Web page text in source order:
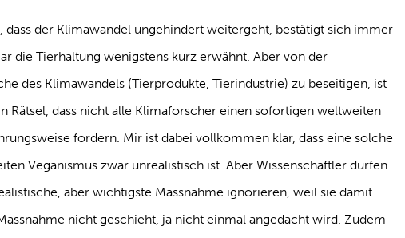
dass der Klimawandel ungehindert weitergeht, bestätigt sich immer
die Tierhaltung wenigstens kurz erwähnt. Aber von der
des Klimawandels (Tierprodukte, Tierindustrie) zu beseitigen, ist
Rätsel, dass nicht alle Klimaforscher einen sofortigen weltweiten
fordern. Mir ist dabei vollkommen klar, dass eine solche
Veganismus zwar unrealistisch ist. Aber Wissenschaftler dürfen
aber wichtigste Massnahme ignorieren, weil sie damit
nicht geschieht, ja nicht einmal angedacht wird. Zudem